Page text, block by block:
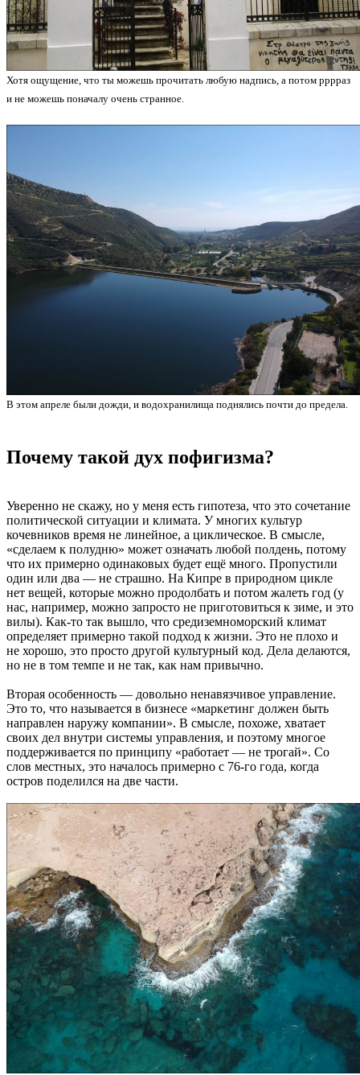
Хотя ощущение, что ты можешь прочитать любую надпись, а потом рррраз
и не можешь поначалу очень странное.
В этом апреле были дожди, и водохранилища поднялись почти до предела.
Почему такой дух пофигизма?
Уверенно не скажу, но у меня есть гипотеза, что это сочетание
политической ситуации и климата. У многих культур
кочевников время не линейное, а циклическое. В смысле,
«сделаем к полудню» может означать любой полдень, потому
что их примерно одинаковых будет ещё много. Пропустили
один или два — не страшно. На Кипре в природном цикле
нет вещей, которые можно продолбать и потом жалеть год (у
нас, например, можно запросто не приготовиться к зиме, и это
вилы). Как-то так вышло, что средиземноморский климат
определяет примерно такой подход к жизни. Это не плохо и
не хорошо, это просто другой культурный код. Дела делаются,
но не в том темпе и не так, как нам привычно.
Вторая особенность — довольно ненавязчивое управление.
Это то, что называется в бизнесе «маркетинг должен быть
направлен наружу компании». В смысле, похоже, хватает
своих дел внутри системы управления, и поэтому многое
поддерживается по принципу «работает — не трогай». Со
слов местных, это началось примерно с 76-го года, когда
остров поделился на две части.